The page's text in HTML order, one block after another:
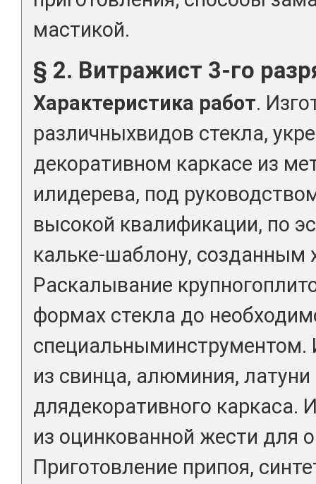
мастикой.
§ 2. Витражист 3-го
Характеристика работ.
различныхвидов стекла,
декоративном каркасе из
илидерева, под
высокой квалификации, по
кальке-шаблону, созданным
Раскалывание
формах стекла до
специальныминструментом.
из свинца, алюминия,
длядекоративного каркаса.
из оцинкованной жести для
Приготовление припоя,